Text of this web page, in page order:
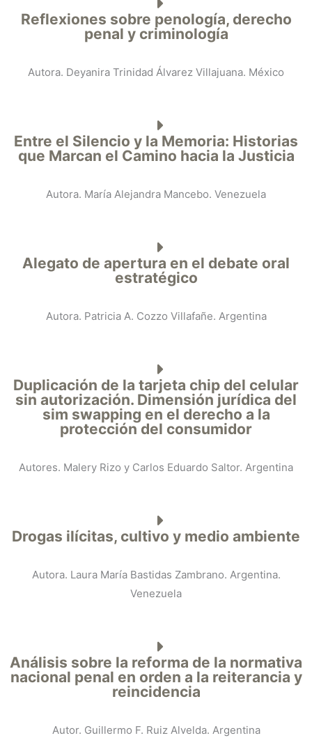
Reflexiones sobre penología, derecho
penal y criminología
Autora. Deyanira Trinidad Álvarez Villajuana. México
Entre el Silencio y la Memoria: Historias
que Marcan el Camino hacia la Justicia
Autora. María Alejandra Mancebo. Venezuela
Alegato de apertura en el debate oral
estratégico
Autora. Patricia A. Cozzo Villafañe. Argentina
Duplicación de la tarjeta chip del celular
sin autorización. Dimensión jurídica del
sim swapping en el derecho a la
protección del consumidor
Autores. Malery Rizo y Carlos Eduardo Saltor. Argentina
Drogas ilícitas, cultivo y medio ambiente
Autora. Laura María Bastidas Zambrano. Argentina.
Venezuela
Análisis sobre la reforma de la normativa
nacional penal en orden a la reiterancia y
reincidencia
Autor. Guillermo F. Ruiz Alvelda. Argentina